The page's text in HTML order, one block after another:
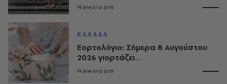
Newsroom
ΕΛΛΑΔΑ
Εορτολόγιο: Σήμερα 8 Αυγούστου
2026 γιορτάζει…
Newsroom